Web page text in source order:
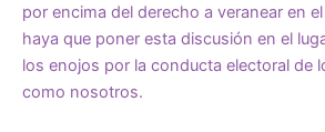
por encima del derecho a veranear en
haya que poner esta discusión en el
los enojos por la conducta electoral de
como nosotros.